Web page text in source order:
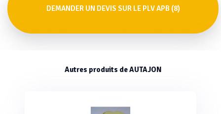
DEMANDER UN DEVIS SUR LE PLV APB (8)
Autres produits de AUTAJON